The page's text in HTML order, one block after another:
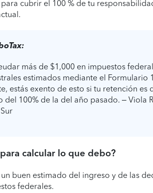
cubrir el 100 % de tu
más de $1,000 en impuestos
estimados mediante el Formulario
estás exento de esto si tu retención
del 100% de la del año pasado. – Viola
calcular lo que debo?
buen estimado del ingreso y de las
federales.